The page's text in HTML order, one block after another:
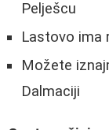
Pelješcu
Lastovo ima
Možete
Dalmaciji